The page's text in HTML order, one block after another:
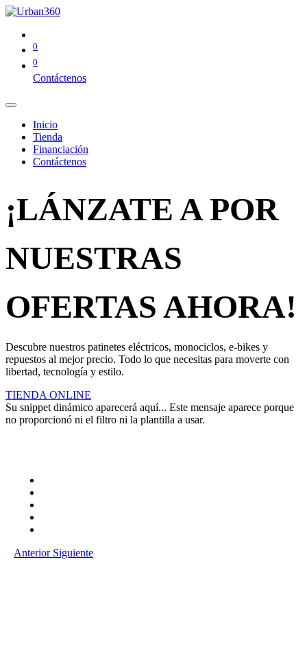
0
0
Contáctenos
Inicio
Tienda
Financiación
Contáctenos
¡LÁNZATE A POR
NUESTRAS
OFERTAS AHORA!
Descubre nuestros patinetes eléctricos, monociclos, e-bikes y
repuestos al mejor precio. Todo lo que necesitas para moverte con
libertad, tecnología y estilo.
TIENDA ONLINE
Su snippet dinámico aparecerá aquí... Este mensaje aparece porque
no proporcionó ni el filtro ni la plantilla a usar.
Anterior Siguiente